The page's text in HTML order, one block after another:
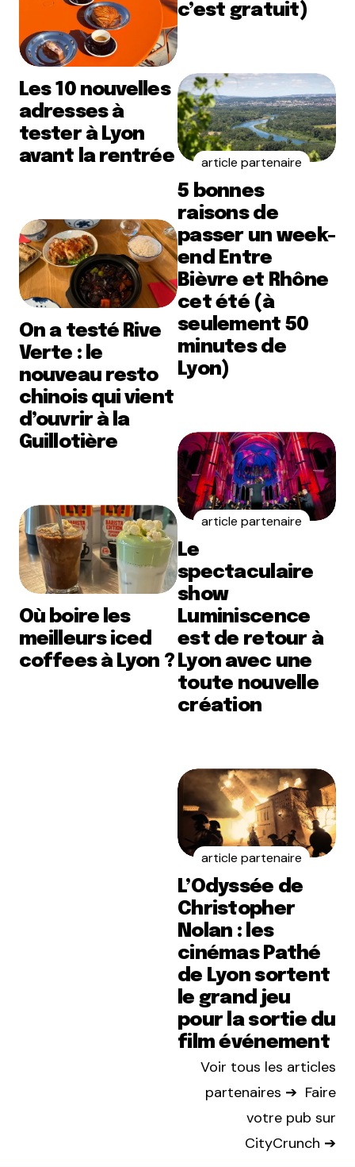
Les 10 nouvelles
adresses à
tester à Lyon
avant la rentrée
On a testé Rive
Verte : le
nouveau resto
chinois qui vient
d’ouvrir à la
Guillotière
Où boire les
meilleurs iced
coffees à Lyon ?
c’est gratuit)
article partenaire
5 bonnes
raisons de
passer un week-
end Entre
Bièvre et Rhône
cet été (à
seulement 50
minutes de
Lyon)
article partenaire
Le
spectaculaire
show
Luminiscence
est de retour à
Lyon avec une
toute nouvelle
création
article partenaire
L’Odyssée de
Christopher
Nolan : les
cinémas Pathé
de Lyon sortent
le grand jeu
pour la sortie du
film événement
Voir tous les articles
partenaires ➔ Faire
votre pub sur
CityCrunch ➔